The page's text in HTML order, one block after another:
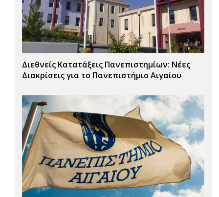
Διεθνείς Κατατάξεις Πανεπιστημίων: Νέες
Διακρίσεις για το Πανεπιστήμιο Αιγαίου